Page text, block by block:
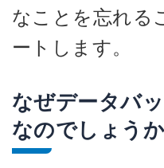
なことを忘れる
ートします。
なぜデータバ
なのでしょう